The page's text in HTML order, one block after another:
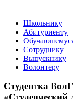
Школьнику
Абитуриенту
Сотруднику
Выпускнику
Волонтеру
Студентка
«Студенческий